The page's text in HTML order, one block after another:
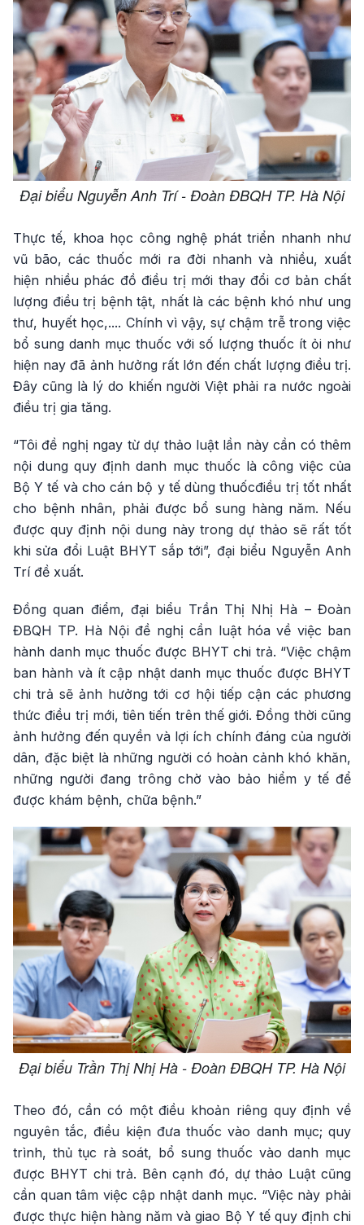
Đại biểu Nguyễn Anh Trí - Đoàn ĐBQH TP. Hà Nội
Thực tế, khoa học công nghệ phát triển nhanh như
vũ bão, các thuốc mới ra đời nhanh và nhiều, xuất
hiện nhiều phác đồ điều trị mới thay đổi cơ bản chất
lượng điều trị bệnh tật, nhất là các bệnh khó như ung
thư, huyết học,.... Chính vì vậy, sự chậm trễ trong việc
bổ sung danh mục thuốc với số lượng thuốc ít ỏi như
hiện nay đã ảnh hưởng rất lớn đến chất lượng điều trị.
Đây cũng là lý do khiến người Việt phải ra nước ngoài
điều trị gia tăng.
“Tôi đề nghị ngay từ dự thảo luật lần này cần có thêm
nội dung quy định danh mục thuốc là công việc của
Bộ Y tế và cho cán bộ y tế dùng thuốcđiều trị tốt nhất
cho bệnh nhân, phải được bổ sung hàng năm. Nếu
được quy định nội dung này trong dự thảo sẽ rất tốt
khi sửa đổi Luật BHYT sắp tới”, đại biểu Nguyễn Anh
Trí đề xuất.
Đồng quan điểm, đại biểu Trần Thị Nhị Hà – Đoàn
ĐBQH TP. Hà Nội đề nghị cần luật hóa về việc ban
hành danh mục thuốc được BHYT chi trả. “Việc chậm
ban hành và ít cập nhật danh mục thuốc được BHYT
chi trả sẽ ảnh hưởng tới cơ hội tiếp cận các phương
thức điều trị mới, tiên tiến trên thế giới. Đồng thời cũng
ảnh hưởng đến quyền và lợi ích chính đáng của người
dân, đặc biệt là những người có hoàn cảnh khó khăn,
những người đang trông chờ vào bảo hiểm y tế để
được khám bệnh, chữa bệnh.”
Đại biểu Trần Thị Nhị Hà - Đoàn ĐBQH TP. Hà Nội
Theo đó, cần có một điều khoản riêng quy định về
nguyên tắc, điều kiện đưa thuốc vào danh mục; quy
trình, thủ tục rà soát, bổ sung thuốc vào danh mục
được BHYT chi trả. Bên cạnh đó, dự thảo Luật cũng
cần quan tâm việc cập nhật danh mục. “Việc này phải
được thực hiện hàng năm và giao Bộ Y tế quy định chi